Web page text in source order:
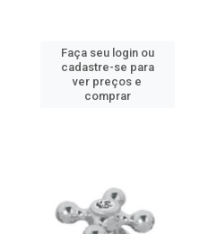
Faça seu login ou
cadastre-se para
ver preços e
comprar